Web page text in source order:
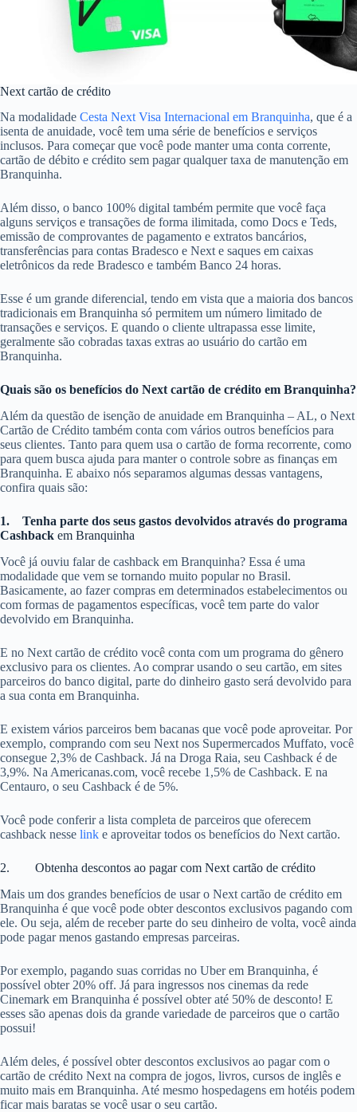
Next cartão de crédito
Na modalidade Cesta Next Visa Internacional em Branquinha, que é a
isenta de anuidade, você tem uma série de benefícios e serviços
inclusos. Para começar que você pode manter uma conta corrente,
cartão de débito e crédito sem pagar qualquer taxa de manutenção em
Branquinha.
Além disso, o banco 100% digital também permite que você faça
alguns serviços e transações de forma ilimitada, como Docs e Teds,
emissão de comprovantes de pagamento e extratos bancários,
transferências para contas Bradesco e Next e saques em caixas
eletrônicos da rede Bradesco e também Banco 24 horas.
Esse é um grande diferencial, tendo em vista que a maioria dos bancos
tradicionais em Branquinha só permitem um número limitado de
transações e serviços. E quando o cliente ultrapassa esse limite,
geralmente são cobradas taxas extras ao usuário do cartão em
Branquinha.
Quais são os benefícios do Next cartão de crédito em Branquinha?
Além da questão de isenção de anuidade em Branquinha – AL, o Next
Cartão de Crédito também conta com vários outros benefícios para
seus clientes. Tanto para quem usa o cartão de forma recorrente, como
para quem busca ajuda para manter o controle sobre as finanças em
Branquinha. E abaixo nós separamos algumas dessas vantagens,
confira quais são:
1.
Tenha parte dos seus gastos devolvidos através do programa
Cashback em Branquinha
Você já ouviu falar de cashback em Branquinha? Essa é uma
modalidade que vem se tornando muito popular no Brasil.
Basicamente, ao fazer compras em determinados estabelecimentos ou
com formas de pagamentos específicas, você tem parte do valor
devolvido em Branquinha.
E no Next cartão de crédito você conta com um programa do gênero
exclusivo para os clientes. Ao comprar usando o seu cartão, em sites
parceiros do banco digital, parte do dinheiro gasto será devolvido para
a sua conta em Branquinha.
E existem vários parceiros bem bacanas que você pode aproveitar. Por
exemplo, comprando com seu Next nos Supermercados Muffato, você
consegue 2,3% de Cashback. Já na Droga Raia, seu Cashback é de
3,9%. Na Americanas.com, você recebe 1,5% de Cashback. E na
Centauro, o seu Cashback é de 5%.
Você pode conferir a lista completa de parceiros que oferecem
cashback nesse link e aproveitar todos os benefícios do Next cartão.
2. Obtenha descontos ao pagar com Next cartão de crédito
Mais um dos grandes benefícios de usar o Next cartão de crédito em
Branquinha é que você pode obter descontos exclusivos pagando com
ele. Ou seja, além de receber parte do seu dinheiro de volta, você ainda
pode pagar menos gastando empresas parceiras.
Por exemplo, pagando suas corridas no Uber em Branquinha, é
possível obter 20% off. Já para ingressos nos cinemas da rede
Cinemark em Branquinha é possível obter até 50% de desconto! E
esses são apenas dois da grande variedade de parceiros que o cartão
possui!
Além deles, é possível obter descontos exclusivos ao pagar com o
cartão de crédito Next na compra de jogos, livros, cursos de inglês e
muito mais em Branquinha. Até mesmo hospedagens em hotéis podem
ficar mais baratas se você usar o seu cartão.